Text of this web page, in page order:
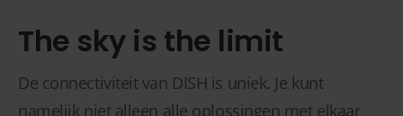
The sky is the limit
De connectiviteit van DISH is uniek. Je kunt
namelijk niet alleen alle oplossingen met elkaar